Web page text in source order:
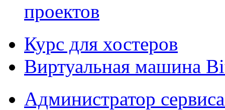
проектов
Курс для хостеров
Виртуальная машина
Администратор